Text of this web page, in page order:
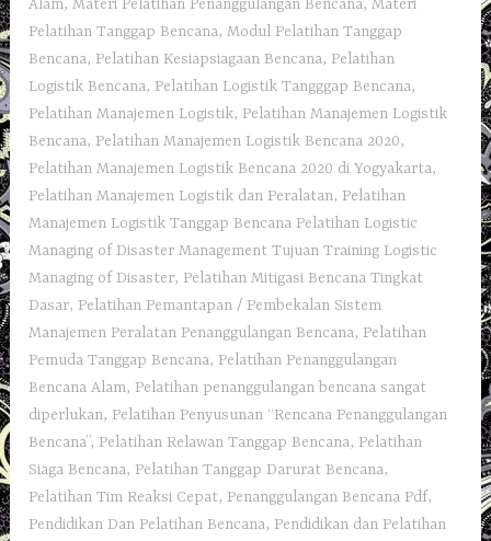
Alam,Materi Pelatihan Penanggulangan Bencana,Materi
Pelatihan Tanggap Bencana,Modul Pelatihan Tanggap
Bencana, Pelatihan Kesiapsiagaan Bencana, Pelatihan
Logistik Bencana, Pelatihan Logistik Tangggap Bencana,
Pelatihan Manajemen Logistik, Pelatihan Manajemen Logistik
Bencana, Pelatihan Manajemen Logistik Bencana 2020,
Pelatihan Manajemen Logistik Bencana 2020 di Yogyakarta,
Pelatihan Manajemen Logistik dan Peralatan, Pelatihan
Manajemen Logistik Tanggap Bencana Pelatihan Logistic
Managing of Disaster Management Tujuan Training Logistic
Managing of Disaster, Pelatihan Mitigasi Bencana Tingkat
Dasar, Pelatihan Pemantapan / Pembekalan Sistem
Manajemen Peralatan Penanggulangan Bencana, Pelatihan
Pemuda Tanggap Bencana, Pelatihan Penanggulangan
Bencana Alam, Pelatihan penanggulangan bencana sangat
diperlukan, Pelatihan Penyusunan “Rencana Penanggulangan
Bencana”, Pelatihan Relawan Tanggap Bencana, Pelatihan
Siaga Bencana, Pelatihan Tanggap Darurat Bencana,
Pelatihan Tim Reaksi Cepat, Penanggulangan Bencana Pdf,
Pendidikan Dan Pelatihan Bencana, Pendidikan dan Pelatihan